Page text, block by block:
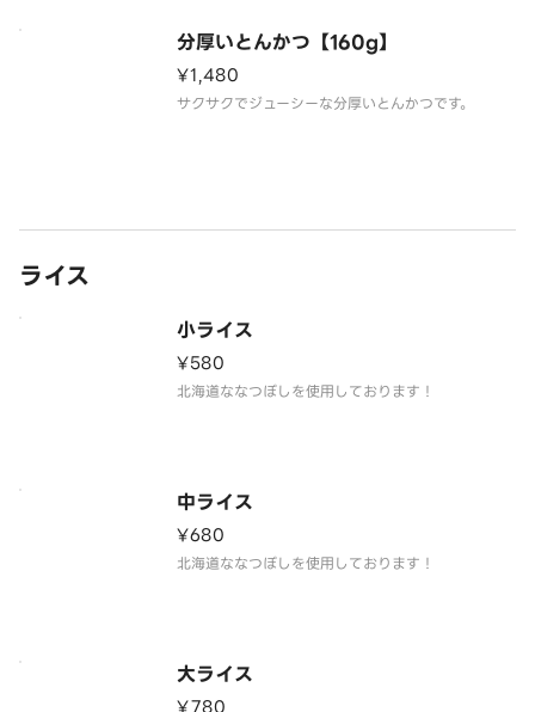
分厚いとんかつ【160g】
¥1,480
サクサクでジューシーな分厚いとんかつです。
ライス
小ライス
¥580
北海道ななつぼしを使用しております！
中ライス
¥680
北海道ななつぼしを使用しております！
大ライス